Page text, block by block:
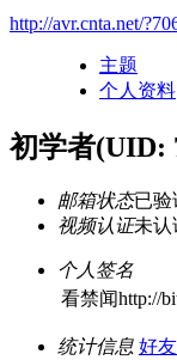
http://avr.cnta.net/
主题
个人资料
初学者(UID:
邮箱状态已验
视频认证未认
个人签名
看禁闻http://
统计信息 好